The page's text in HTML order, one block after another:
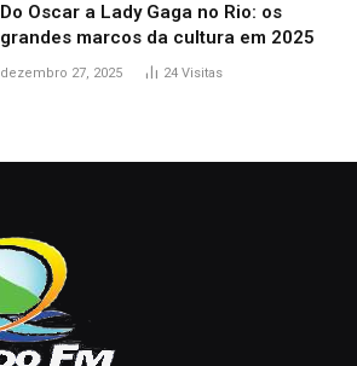
Do Oscar a Lady Gaga no Rio: os
grandes marcos da cultura em 2025
dezembro 27, 2025 24 Visitas